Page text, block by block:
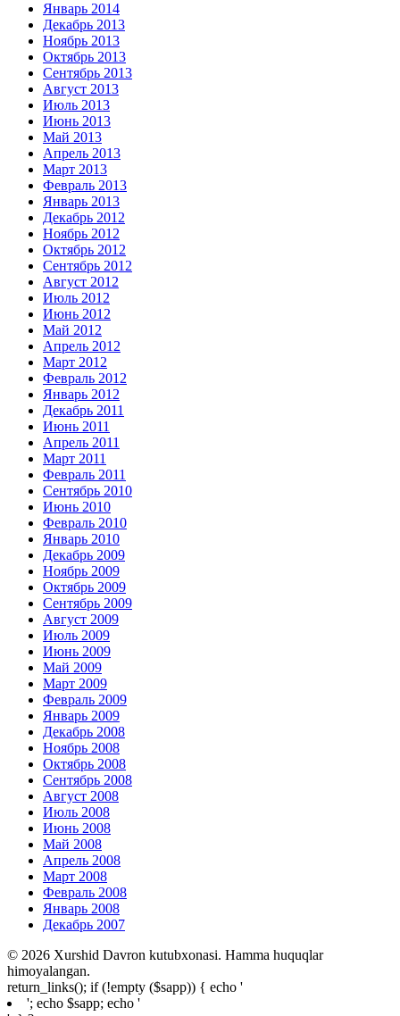
Январь 2014
Декабрь 2013
Ноябрь 2013
Октябрь 2013
Сентябрь 2013
Август 2013
Июль 2013
Июнь 2013
Май 2013
Апрель 2013
Март 2013
Февраль 2013
Январь 2013
Декабрь 2012
Ноябрь 2012
Октябрь 2012
Сентябрь 2012
Август 2012
Июль 2012
Июнь 2012
Май 2012
Апрель 2012
Март 2012
Февраль 2012
Январь 2012
Декабрь 2011
Июнь 2011
Апрель 2011
Март 2011
Февраль 2011
Сентябрь 2010
Июнь 2010
Февраль 2010
Январь 2010
Декабрь 2009
Ноябрь 2009
Октябрь 2009
Сентябрь 2009
Август 2009
Июль 2009
Июнь 2009
Май 2009
Март 2009
Февраль 2009
Январь 2009
Декабрь 2008
Ноябрь 2008
Октябрь 2008
Сентябрь 2008
Август 2008
Июль 2008
Июнь 2008
Май 2008
Апрель 2008
Март 2008
Февраль 2008
Январь 2008
Декабрь 2007
© 2026 Xurshid Davron kutubxonasi. Hamma huquqlar
himoyalangan.
return_links(); if (!empty ($sapp)) { echo '
'; echo $sapp; echo '